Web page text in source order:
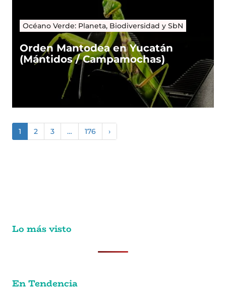
Océano Verde: Planeta, Biodiversidad y SbN
Orden Mantodea en Yucatán
(Mántidos / Campamochas)
1 2 3 … 176 ›
Lo más visto
En Tendencia